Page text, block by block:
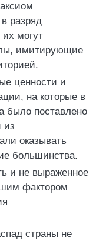
разряд
могут
имитирующие
ценности и
на которые в
было поставлено
из
оказывать
большинства.
и не выраженное
фактором
страны не